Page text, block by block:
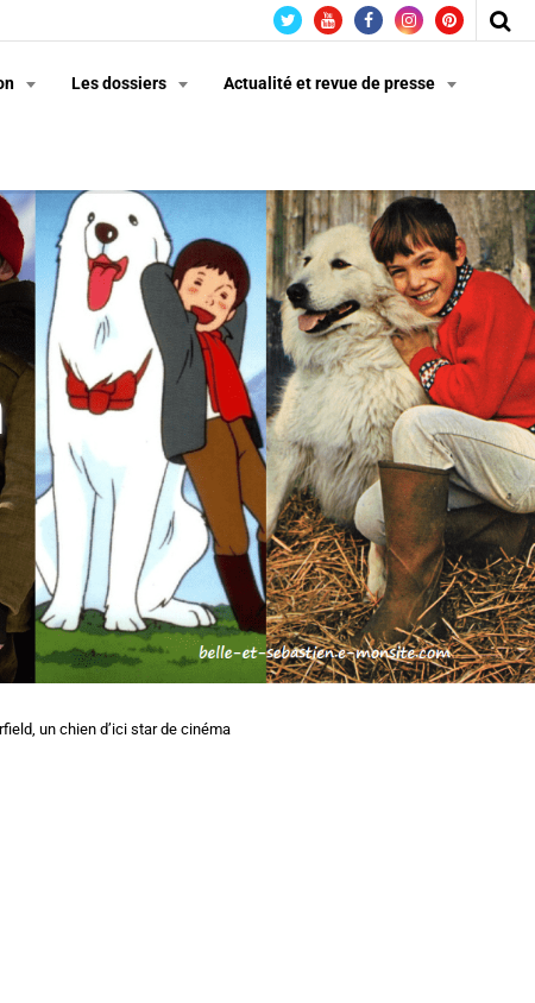
Les dossiers Actualité et revue de presse
un chien d’ici star de cinéma